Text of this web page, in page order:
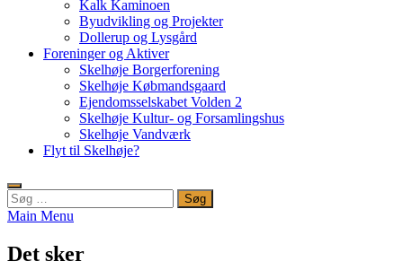
Kalk Kaminoen
Byudvikling og Projekter
Dollerup og Lysgård
Foreninger og Aktiver
Skelhøje Borgerforening
Skelhøje Købmandsgaard
Ejendomsselskabet Volden 2
Skelhøje Kultur- og Forsamlingshus
Skelhøje Vandværk
Flyt til Skelhøje?
Main Menu
Det sker